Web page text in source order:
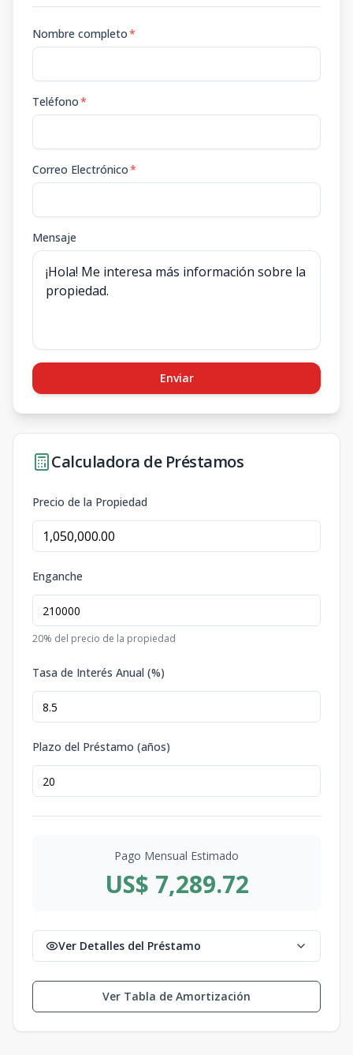
Nombre completo*
Teléfono*
Correo Electrónico*
Mensaje
Enviar
Calculadora de Préstamos
Precio de la Propiedad
Enganche
20% del precio de la propiedad
Tasa de Interés Anual (%)
Plazo del Préstamo (años)
Pago Mensual Estimado
US$ 7,289.72
Ver Detalles del Préstamo
Ver Tabla de Amortización